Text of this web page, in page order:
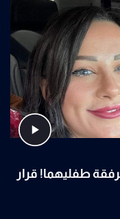
طفليهما! قرار